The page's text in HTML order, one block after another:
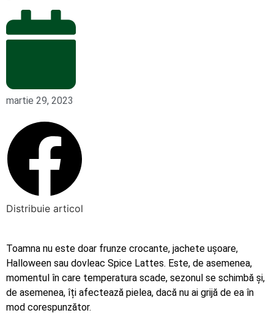
martie 29, 2023
Distribuie articol
Toamna nu este doar frunze crocante, jachete ușoare,
Halloween sau dovleac Spice Lattes. Este, de asemenea,
momentul în care temperatura scade, sezonul se schimbă și,
de asemenea, îți afectează pielea, dacă nu ai grijă de ea în
mod corespunzător.